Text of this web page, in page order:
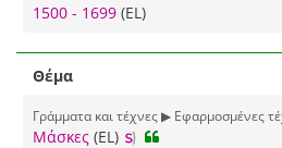
1500 - 1699 (EL)
Θέμα
Γράμματα και τέχνες ▶ Εφαρμοσμένες
Μάσκες (EL)